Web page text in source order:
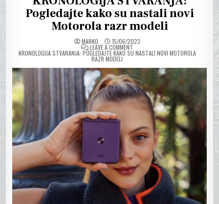
Pogledajte kako su nastali novi
Motorola razr modeli
MARKO 15/06/2023
LEAVE A COMMENTON
KRONOLOGIJA STVARANJA: POGLEDAJTE KAKO SU NASTALI NOVI MOTOROLA
RAZR MODELI